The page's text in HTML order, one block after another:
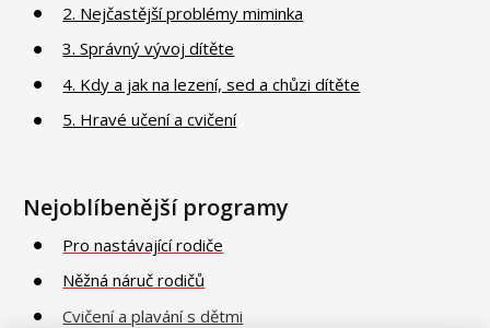
2. Nejčastější problémy miminka
3. Správný vývoj dítěte
4. Kdy a jak na lezení, sed a chůzi dítěte
5. Hravé učení a cvičení
Nejoblíbenější programy
Pro nastávající rodiče
Něžná náruč rodičů
Cvičení a plavání s dětmi